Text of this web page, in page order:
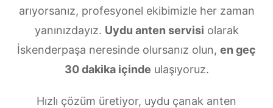
arıyorsanız, profesyonel ekibimizle her zaman
yanınızdayız. Uydu anten servisi olarak
İskenderpaşa neresinde olursanız olun, en geç
30 dakika içinde ulaşıyoruz.
Hızlı çözüm üretiyor, uydu çanak anten